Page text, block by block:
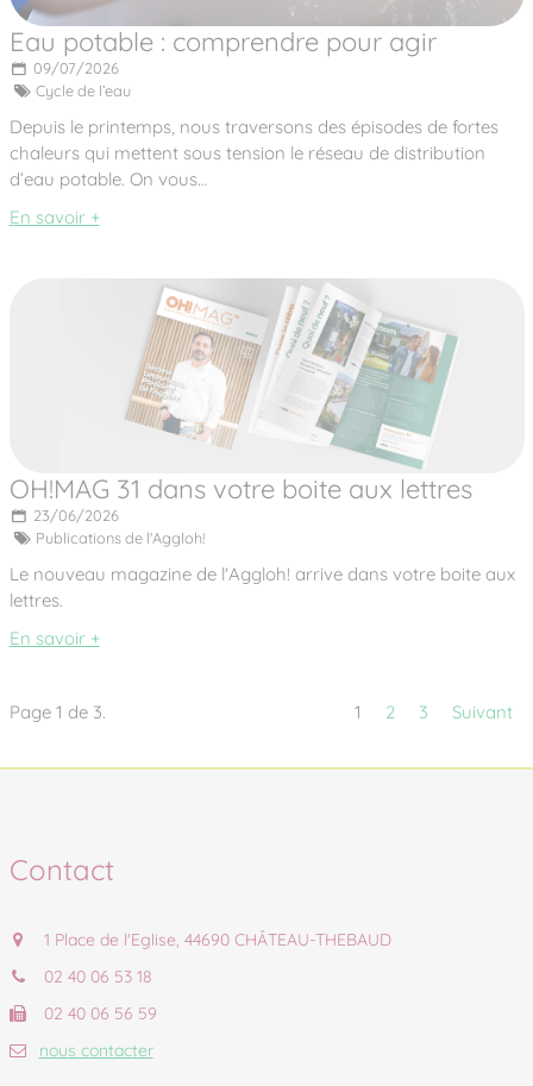
Eau potable : comprendre pour agir
09/07/2026
Cycle de l’eau
Depuis le printemps, nous traversons des épisodes de fortes
chaleurs qui mettent sous tension le réseau de distribution
d’eau potable. On vous…
En savoir +
OH!MAG 31 dans votre boite aux lettres
23/06/2026
Publications de l'Aggloh!
Le nouveau magazine de l'Aggloh! arrive dans votre boite aux
lettres.
En savoir +
Page 1 de 3. 1 2 3 Suivant
Contact
1 Place de l'Eglise, 44690 CHÂTEAU-THEBAUD
02 40 06 53 18
02 40 06 56 59
nous contacter